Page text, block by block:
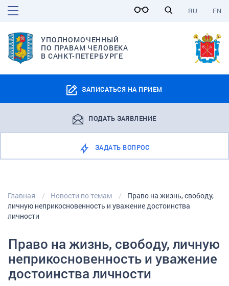
EN
RU
УПОЛНОМОЧЕННЫЙ
ПО ПРАВАМ ЧЕЛОВЕКА
В САНКТ-ПЕТЕРБУРГЕ
ЗАПИСАТЬСЯ НА ПРИЕМ
ПОДАТЬ ЗАЯВЛЕНИЕ
ЗАДАТЬ ВОПРОС
Главная Новости по темам
Право на жизнь, свободу,
личную неприкосновенность и уважение достоинства
личности
Право на жизнь, свободу, личную
неприкосновенность и уважение
достоинства личности